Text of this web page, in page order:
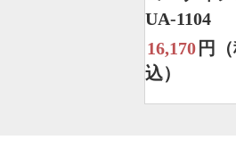
UA-1104
16,170 円
込）